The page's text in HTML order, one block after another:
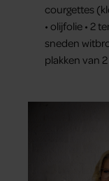
courgettes
• olijfolie • 2
sneden
plakken van